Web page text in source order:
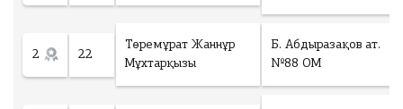
2 22
Төремұрат Жаннұр
Мұхтарқызы
Б. Абдыразақов ат.
№88 ОМ